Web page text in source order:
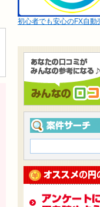
初心者でも安心のFX自動